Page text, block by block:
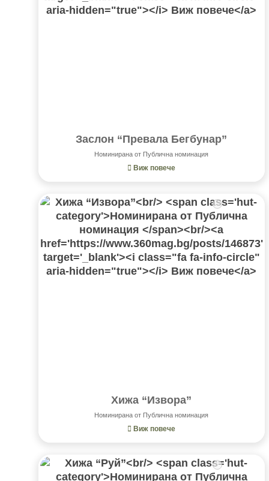
Заслон “Превала Бегбунар”
Номинирана от Публична номинация
Виж повече
Хижа “Извора”
Номинирана от Публична номинация
Виж повече